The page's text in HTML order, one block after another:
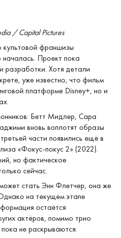
/ Capital Pictures
культовой франшизы
Проект пока
разработки. Хотя детали
уже известно, что фильм
платформе Disney+, но и
Бетт Мидлер, Сара
вновь воплотят образы
части появились ещё в
«Фокус‑покус 2» (2022).
но фактическое
сейчас.
стать Энн Флетчер, она же
на текущем этапе
остаётся
актёров, помимо трио
не раскрываются.